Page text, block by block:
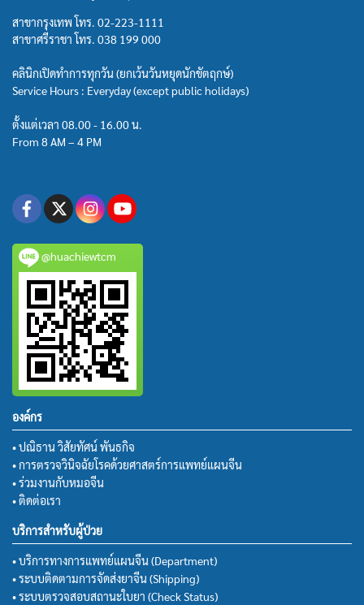
สาขากรุงเทพ โทร. 02-223-1111
สาขาศรีราชา โทร. 038 199 000
คลินิกเปิดทำการทุกวัน (ยกเว้นวันหยุดนักขัตฤกษ์)
Service Hours : Everyday (except public holidays)
ตั้งแต่เวลา 08.00 - 16.00 น.
From 8 AM – 4 PM
@huachiewtcm
องค์กร
• ปณิธาน วิสัยทัศน์ พันธกิจ
• การตรวจวินิจฉัยโรคด้วยศาสตร์การแพทย์แผนจีน
• ร่วมงานกับหมอจีน
• ติดต่อเรา
บริการสำหรับผู้ป่วย
• บริการทางการแพทย์แผนจีน (Department)
• ระบบติดตามการจัดส่งยาจีน (Shipping)
• ระบบตรวจสอบสถานะใบยา (Check Status)